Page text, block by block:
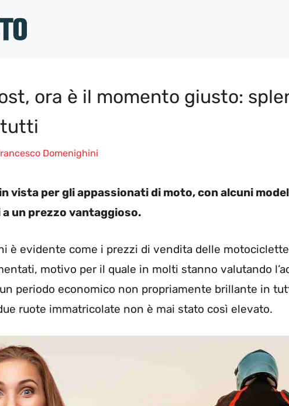
ora è il momento giusto:
tutti
Domenighini
vista per gli appassionati di moto, con alcuni
un prezzo vantaggioso.
è evidente come i prezzi di vendita delle
motivo per il quale in molti stanno valutando
periodo economico non propriamente brillante in
ruote immatricolate non è mai stato così elevato.